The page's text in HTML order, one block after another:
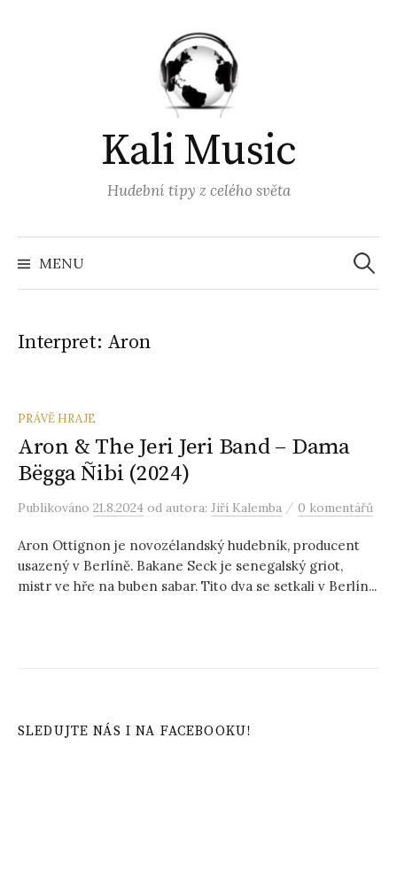
Kali Music
Hudební tipy z celého světa
MENU
Interpret: Aron
PRÁVĚ HRAJE
Aron & The Jeri Jeri Band – Dama
Bëgga Ñibi (2024)
Publikováno 21.8.2024 od autora: Jiří Kalemba / 0 komentářů
Aron Ottignon je novozélandský hudebník, producent
usazený v Berlíně. Bakane Seck je senegalský griot,
mistr ve hře na buben sabar. Tito dva se setkali v Berlín...
SLEDUJTE NÁS I NA FACEBOOKU!